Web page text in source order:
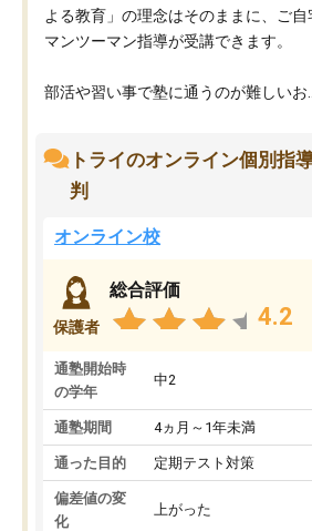
よる教育」の理念はそのままに、ご
マンツーマン指導が受講できます。
部活や習い事で塾に通うのが難しいお...
トライのオンライン個別指
判
オンライン校
保護者
総合評価
4.2
通塾開始時
の学年
中2
通塾期間 4ヵ月～1年未満
通った目的 定期テスト対策
偏差値の変
化
上がった